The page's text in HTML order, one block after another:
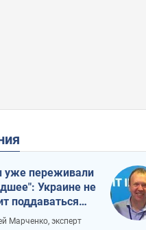
переживали
Украине не
поддаваться
из-за
Марченко, эксперт